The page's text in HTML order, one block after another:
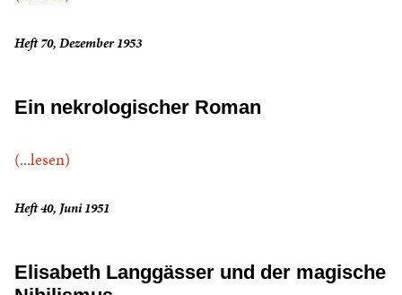
Heft 70, Dezember 1953
Ein nekrologischer Roman
(...lesen)
Heft 40, Juni 1951
Elisabeth Langgässer und der magische